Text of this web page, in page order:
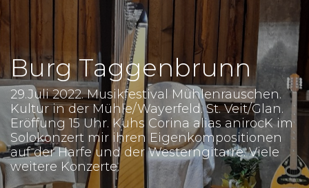
Burg Taggenbrunn
29.Juli 2022. Musikfestival Mühlenrauschen.
Kultur in der Mühle/Wayerfeld. St. Veit/Glan.
Eröffung 15 Uhr. Kuhs Corina alias anirocK im
Solokonzert mir ihren Eigenkompositionen
auf der Harfe und der Westerngitarre. Viele
weitere Konzerte.